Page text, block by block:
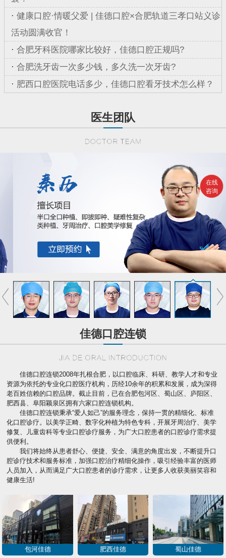
· 健康口腔·情暖父爱 | 佳德口腔×合肥轨道三孝口站义诊
活动圆满收官！
· 合肥牙科医院哪家比较好，佳德口腔正规吗?
· 合肥洗牙齿一次多少钱，多久洗一次牙齿?
· 肥西口腔医院电话多少，佳德口腔看牙技术怎么样？
医生团队
佳德口腔连锁
佳德口腔连锁2008年扎根合肥，以口腔临床、科研、教学人才和专业
资源为依托的专业化口腔医疗机构，历经10余年的积累和发展，成为深得
老百姓信赖的口腔品牌。截止目前，已在合肥包河区、蜀山区、庐阳区、
肥西县、阜阳颖泉区拥有六家口腔连锁机构。
佳德口腔连锁秉承“爱人如己”的服务理念，保持一贯的精细化、标准
化口腔诊疗。以美学正畸、数字化种植为特色专科，开展牙周治疗、美学
修复、儿童齿科等专业口腔诊疗服务，为广大口腔患者的口腔诊疗需求提
供便利。
我们将始终从患者舒心、便捷、安全、满意的角度出发，不断提升口
腔诊疗技术和服务标准，加强口腔治疗精细化操作，吸引经验丰富的医师
人员加入，从而满足广大口腔患者的诊疗需求，让更多人收获美丽笑容和
健康生活!
包河佳德 肥西佳德 蜀山佳德
在线
咨询